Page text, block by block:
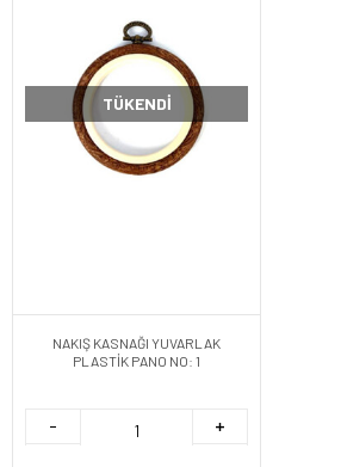
TÜKENDI
NAKIŞ KASNAĞI YUVARLAK
PLASTİK PANO NO: 1